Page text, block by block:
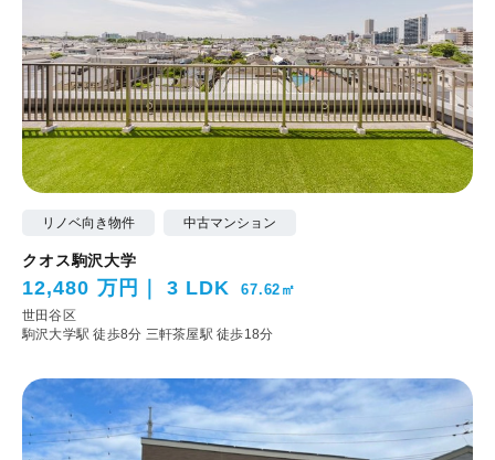
リノベ向き物件 中古マンション
クオス駒沢大学
12,480 万円 3 LDK 67.62㎡
世田谷区
駒沢大学駅 徒歩8分 三軒茶屋駅 徒歩18分